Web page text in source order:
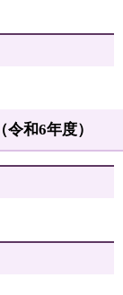
和6年度）